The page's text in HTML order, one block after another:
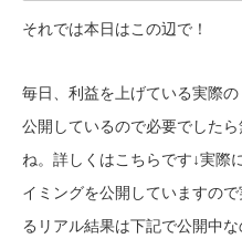
それでは本日はこの辺で！
毎日、利益を上げている実際
公開しているので必要でした
ね。詳しくはこちらです↓実際
イミングを公開していますの
るリアル結果は下記で公開中